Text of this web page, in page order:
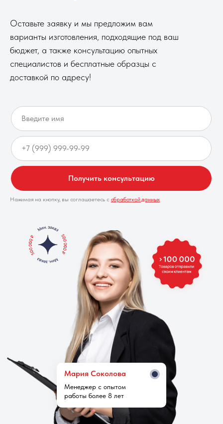
Оставьте заявку и мы предложим вам
варианты изготовления, подходящие под ваш
бюджет, а также консультацию опытных
специалистов и бесплатные образцы с
доставкой по адресу!
Менеджер с опытом
работы более 8 лет
Мария Cоколова
Получить консультацию
Нажимая на кнопку, вы соглашаетесь с обработкой данных